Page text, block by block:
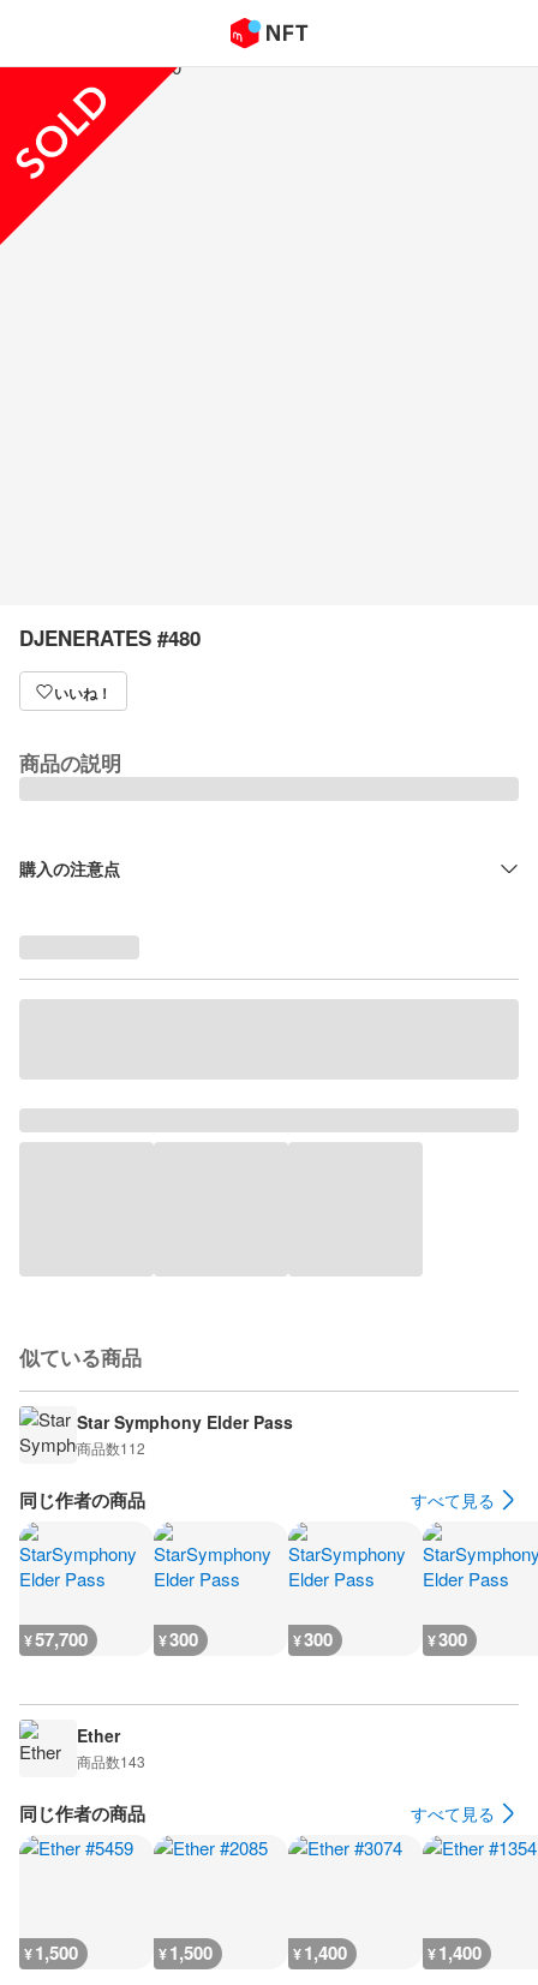
DJENERATES #480
いいね！
商品の説明
購入の注意点
似ている商品
Star Symphony Elder Pass
商品数112
同じ作者の商品 すべて見る
¥57,700 ¥300 ¥300 ¥300
Ether
商品数143
同じ作者の商品 すべて見る
¥1,500 ¥1,500 ¥1,400 ¥1,400